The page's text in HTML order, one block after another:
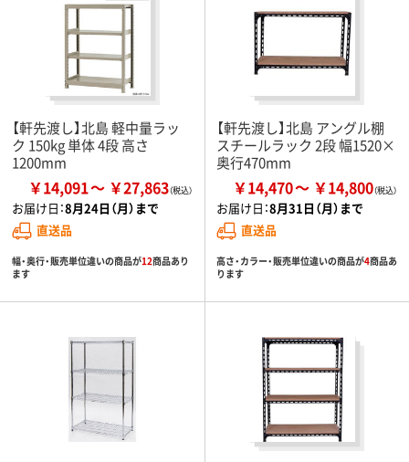
【軒先渡し】北島 軽中量ラッ
ク 150kg 単体 4段 高さ
1200mm
￥14,091 ￥27,863
お届け日：8月24日（月）まで
直送品
幅・奥行・販売単位違いの商品が12商品あり
ます
【軒先渡し】北島 アングル棚
スチールラック 2段 幅1520×
奥行470mm
￥14,470 ￥14,800
お届け日：8月31日（月）まで
直送品
高さ・カラー・販売単位違いの商品が4商品あ
ります